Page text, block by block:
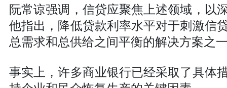
阮常谅强调，信贷应聚焦上述领域，以
他指出，降低贷款利率水平对于刺激信
总需求和总供给之间平衡的解决方案之
事实上，许多商业银行已经采取了具体